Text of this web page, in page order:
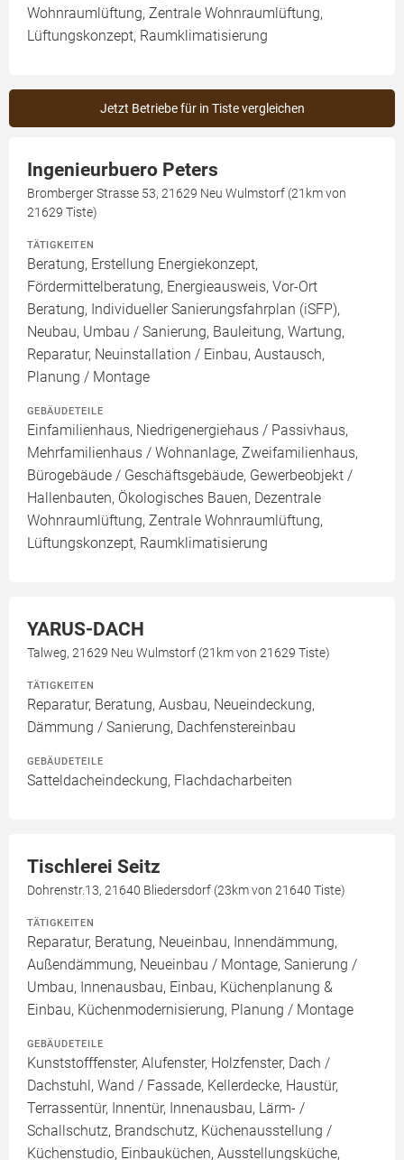
Wohnraumlüftung, Zentrale Wohnraumlüftung,
Lüftungskonzept, Raumklimatisierung
Jetzt Betriebe für in Tiste vergleichen
Ingenieurbuero Peters
Bromberger Strasse 53, 21629 Neu Wulmstorf (21km von
21629 Tiste)
TÄTIGKEITEN
Beratung, Erstellung Energiekonzept,
Fördermittelberatung, Energieausweis, Vor-Ort
Beratung, Individueller Sanierungsfahrplan (iSFP),
Neubau, Umbau / Sanierung, Bauleitung, Wartung,
Reparatur, Neuinstallation / Einbau, Austausch,
Planung / Montage
GEBÄUDETEILE
Einfamilienhaus, Niedrigenergiehaus / Passivhaus,
Mehrfamilienhaus / Wohnanlage, Zweifamilienhaus,
Bürogebäude / Geschäftsgebäude, Gewerbeobjekt /
Hallenbauten, Ökologisches Bauen, Dezentrale
Wohnraumlüftung, Zentrale Wohnraumlüftung,
Lüftungskonzept, Raumklimatisierung
YARUS-DACH
Talweg, 21629 Neu Wulmstorf (21km von 21629 Tiste)
TÄTIGKEITEN
Reparatur, Beratung, Ausbau, Neueindeckung,
Dämmung / Sanierung, Dachfenstereinbau
GEBÄUDETEILE
Satteldacheindeckung, Flachdacharbeiten
Tischlerei Seitz
Dohrenstr.13, 21640 Bliedersdorf (23km von 21640 Tiste)
TÄTIGKEITEN
Reparatur, Beratung, Neueinbau, Innendämmung,
Außendämmung, Neueinbau / Montage, Sanierung /
Umbau, Innenausbau, Einbau, Küchenplanung &
Einbau, Küchenmodernisierung, Planung / Montage
GEBÄUDETEILE
Kunststofffenster, Alufenster, Holzfenster, Dach /
Dachstuhl, Wand / Fassade, Kellerdecke, Haustür,
Terrassentür, Innentür, Innenausbau, Lärm- /
Schallschutz, Brandschutz, Küchenausstellung /
Küchenstudio, Einbauküchen, Ausstellungsküche,